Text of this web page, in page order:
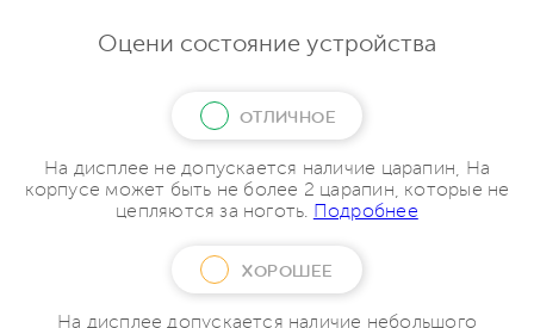
Оцени состояние устройства
ОТЛИЧНОЕ
На дисплее не допускается наличие царапин, На
корпусе может быть не более 2 царапин, которые не
цепляются за ноготь. Подробнее
ХОРОШЕЕ
На дисплее допускается наличие небольшого